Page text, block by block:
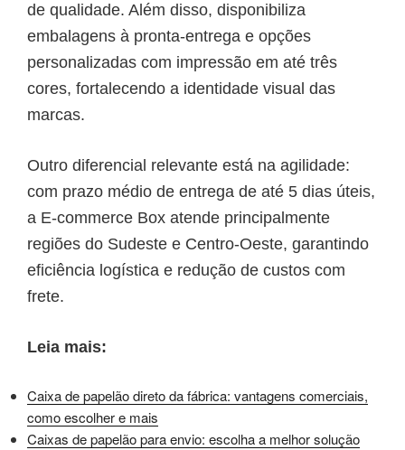
de qualidade. Além disso, disponibiliza
embalagens à pronta-entrega e opções
personalizadas com impressão em até três
cores, fortalecendo a identidade visual das
marcas.
Outro diferencial relevante está na agilidade:
com prazo médio de entrega de até 5 dias úteis,
a E-commerce Box atende principalmente
regiões do Sudeste e Centro-Oeste, garantindo
eficiência logística e redução de custos com
frete.
Leia mais:
Caixa de papelão direto da fábrica: vantagens comerciais,
como escolher e mais
Caixas de papelão para envio: escolha a melhor solução